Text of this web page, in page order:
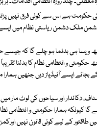
ہے اس سے کوئی فرق نہیں پڑتا،
ملک دشمن ریاستی نظام میں ایسے
ہی بدنما ہو چلے گا کہ جیسے
حکومتی و انتظامی نظام کا بدلنا
بجائے ایسے آئیڈیاز دیں جنھیں
دکاندار اور سیاحوں کی لوٹ مار
کیونکہ ہمارا حکومتی و انتظامی
کے لیے کوئی قانون نہیں